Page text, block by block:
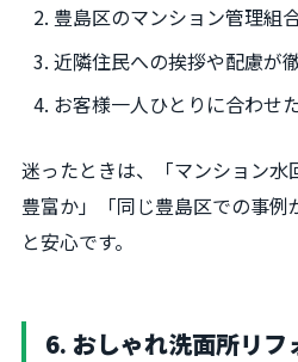
豊島区のマンション管理組
近隣住民への挨拶や配慮が
お客様一人ひとりに合わせ
迷ったときは、「マンション水
豊富か」「同じ豊島区での事
と安心です。
6. おしゃれ洗面所リフ